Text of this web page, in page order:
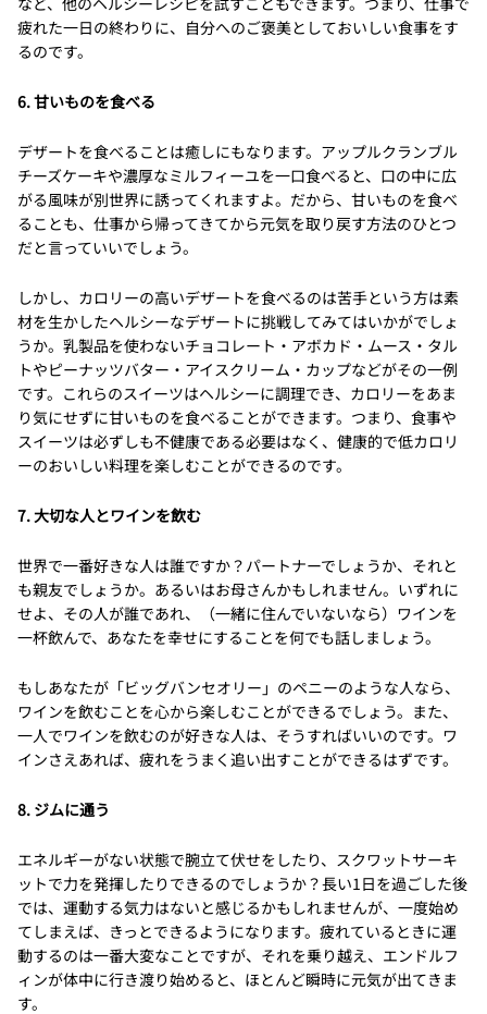
疲れた一日の終わりに、自分へのご褒美としておいしい食事をす
るのです。
6. 甘いものを食べる
デザートを食べることは癒しにもなります。アップルクランブル
チーズケーキや濃厚なミルフィーユを一口食べると、口の中に広
がる風味が別世界に誘ってくれますよ。だから、甘いものを食べ
ることも、仕事から帰ってきてから元気を取り戻す方法のひとつ
だと言っていいでしょう。
しかし、カロリーの高いデザートを食べるのは苦手という方は素
材を生かしたヘルシーなデザートに挑戦してみてはいかがでしょ
うか。乳製品を使わないチョコレート・アボカド・ムース・タル
トやピーナッツバター・アイスクリーム・カップなどがその一例
です。これらのスイーツはヘルシーに調理でき、カロリーをあま
り気にせずに甘いものを食べることができます。つまり、食事や
スイーツは必ずしも不健康である必要はなく、健康的で低カロリ
ーのおいしい料理を楽しむことができるのです。
7. 大切な人とワインを飲む
世界で一番好きな人は誰ですか？パートナーでしょうか、それと
も親友でしょうか。あるいはお母さんかもしれません。いずれに
せよ、その人が誰であれ、（一緒に住んでいないなら）ワインを
一杯飲んで、あなたを幸せにすることを何でも話しましょう。
もしあなたが「ビッグバンセオリー」のペニーのような人なら、
ワインを飲むことを心から楽しむことができるでしょう。また、
一人でワインを飲むのが好きな人は、そうすればいいのです。ワ
インさえあれば、疲れをうまく追い出すことができるはずです。
8. ジムに通う
エネルギーがない状態で腕立て伏せをしたり、スクワットサーキ
ットで力を発揮したりできるのでしょうか？長い1日を過ごした後
では、運動する気力はないと感じるかもしれませんが、一度始め
てしまえば、きっとできるようになります。疲れているときに運
動するのは一番大変なことですが、それを乗り越え、エンドルフ
ィンが体中に行き渡り始めると、ほとんど瞬時に元気が出てきま
す。